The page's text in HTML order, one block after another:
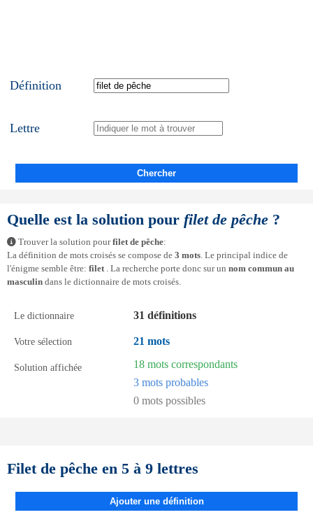
Définition
Lettre
Chercher
Quelle est la solution pour filet de pêche ?
Trouver la solution pourfilet de pêche:
La définition de mots croisés se compose de 3 mots. Le principal indice de
l'énigme semble être: filet. La recherche porte donc sur un nom commun au
masculin dans le dictionnaire de mots croisés.
Le dictionnaire 31 définitions
Votre sélection 21 mots
Solution affichée
18 mots correspondants
3 mots probables
0 mots possibles
Filet de pêche en 5 à 9 lettres
Ajouter une définition